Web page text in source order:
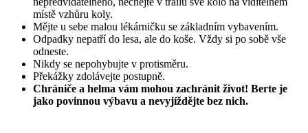
místě vzhůru koly.
Mějte u sebe malou lékárničku se základním vybavením.
Odpadky nepatří do lesa, ale do koše. Vždy si po sobě vše
odneste.
Nikdy se nepohybujte v protisměru.
Překážky zdolávejte postupně.
Chrániče a helma vám mohou zachránit život! Berte je
jako povinnou výbavu a nevyjíždějte bez nich.